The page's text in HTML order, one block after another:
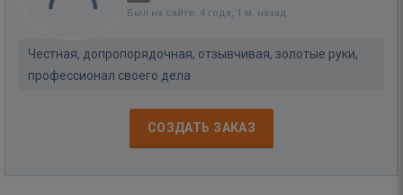
Был на сайте: 4 года, 1 м. назад
Честная, допропорядочная, отзывчивая, золотые руки,
профессионал своего дела
СОЗДАТЬ ЗАКАЗ